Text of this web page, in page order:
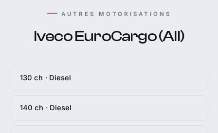
AUTRES MOTORISATIONS
Iveco EuroCargo (All)
130 ch · Diesel
140 ch · Diesel